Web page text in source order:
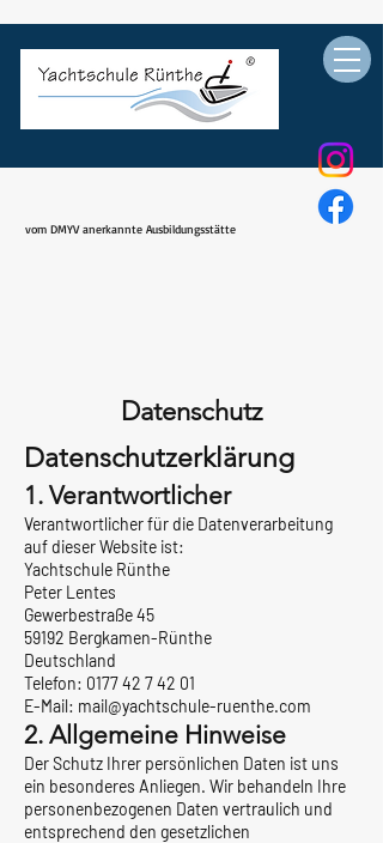
vom DMYV anerkannte Ausbildungsstätte
Datenschutz
Datenschutzerklärung
1. Verantwortlicher
Verantwortlicher für die Datenverarbeitung
auf dieser Website ist:
Yachtschule Rünthe
Peter Lentes
Gewerbestraße 45
59192 Bergkamen-Rünthe
Deutschland
Telefon: 0177 42 7 42 01
E-Mail: mail@yachtschule-ruenthe.com
2. Allgemeine Hinweise
Der Schutz Ihrer persönlichen Daten ist uns
ein besonderes Anliegen. Wir behandeln Ihre
personenbezogenen Daten vertraulich und
entsprechend den gesetzlichen